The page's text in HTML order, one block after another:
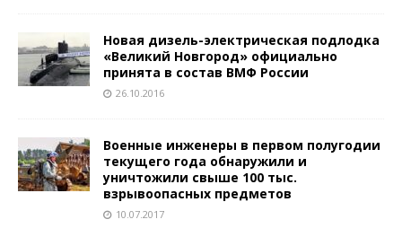
Новая дизель-электрическая подлодка
«Великий Новгород» официально
принята в состав ВМФ России
26.10.2016
Военные инженеры в первом полугодии
текущего года обнаружили и
уничтожили свыше 100 тыс.
взрывоопасных предметов
10.07.2017